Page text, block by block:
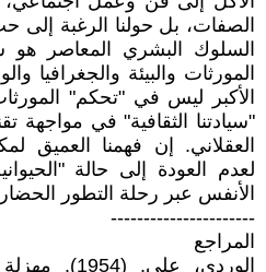
الصفات، بل حولنا الرغبة إلى
السلوك البشري المعاصر هو
المورثات والبيئة والجغرافيا
الأكبر ليس في "تحكم"
"سيادتنا الثقافية" في مواجهة
العقلاني. إن فهمنا العميق
لعدم العودة إلى حالة
الأنفس عبر رحلة التطور
----------------------
المراجع
الوردي، علي.